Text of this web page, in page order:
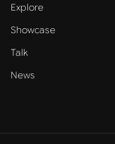
Explore
Showcase
Talk
News